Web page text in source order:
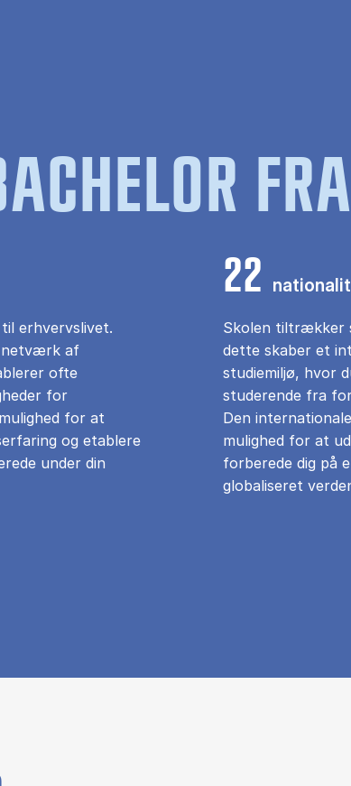
erhvervslivet.
af
ofte
for
for at
og etablere
under din
22
Skolen tiltrækker
dette skaber et
studiemiljø, hvor
studerende fra
Den
mulighed for at
forberede dig på
globaliseret